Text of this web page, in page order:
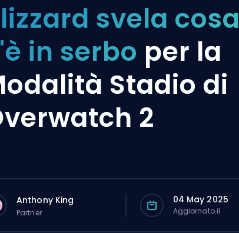
svela cosa
in serbo per la
Stadio di
2
Anthony King
Partner
04 May 2025
Aggiornato il